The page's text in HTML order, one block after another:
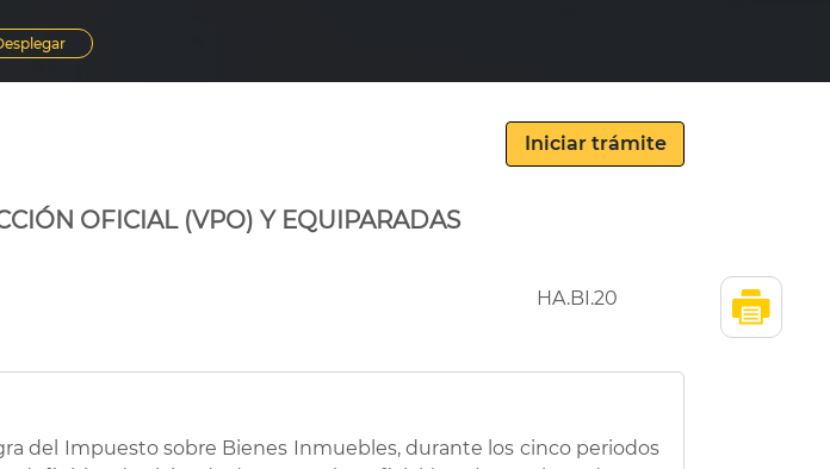
OFICIAL (VPO) Y EQUIPARADAS
HA.BI.20
del Impuesto sobre Bienes Inmuebles, durante los cinco periodos